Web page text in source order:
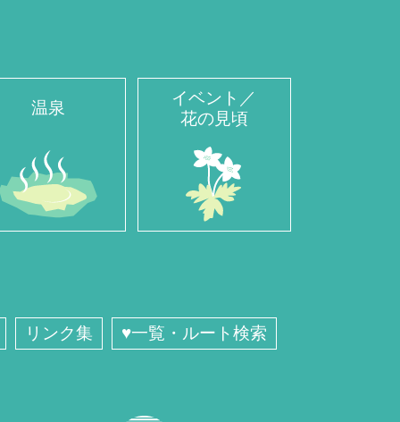
温泉
イベント／
花の見頃
リンク集 ♥一覧・ルート検索